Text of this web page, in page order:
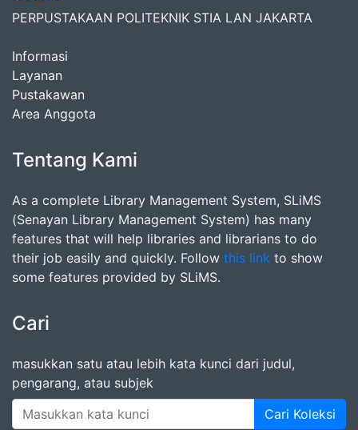
PERPUSTAKAAN POLITEKNIK STIA LAN JAKARTA
Informasi
Layanan
Pustakawan
Area Anggota
Tentang Kami
As a complete Library Management System, SLiMS
(Senayan Library Management System) has many
features that will help libraries and librarians to do
their job easily and quickly. Follow this link to show
some features provided by SLiMS.
Cari
masukkan satu atau lebih kata kunci dari judul,
pengarang, atau subjek
Cari Koleksi